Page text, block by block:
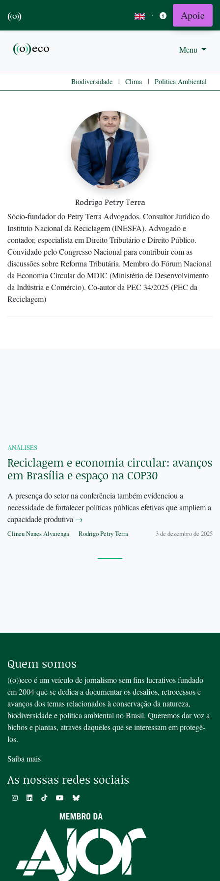
· Apoie
Menu
Biodiversidade | Clima | Politica Ambiental
Rodrigo Petry Terra
Sócio-fundador do Petry Terra Advogados. Consultor Jurídico do
Instituto Nacional da Reciclagem (INESFA). Advogado e
contador, especialista em Direito Tributário e Direito Público.
Convidado pelo Congresso Nacional para contribuir com as
discussões sobre Reforma Tributária. Membro do Fórum Nacional
da Economia Circular do MDIC (Ministério de Desenvolvimento
da Indústria e Comércio). Co-autor da PEC 34/2025 (PEC da
Reciclagem)
ANÁLISES
Reciclagem e economia circular: avanços
em Brasília e espaço na COP30
A presença do setor na conferência também evidenciou a
necessidade de fortalecer políticas públicas efetivas que ampliem a
capacidade produtiva →
Clineu Nunes Alvarenga Rodrigo Petry Terra 3 de dezembro de 2025
Quem somos
((o))eco é um veículo de jornalismo sem fins lucrativos fundado
em 2004 que se dedica a documentar os desafios, retrocessos e
avanços dos temas relacionados à conservação da natureza,
biodiversidade e política ambiental no Brasil. Queremos dar voz a
bichos e plantas, através daqueles que se interessam em protegê-
los.
Saiba mais
As nossas redes sociais